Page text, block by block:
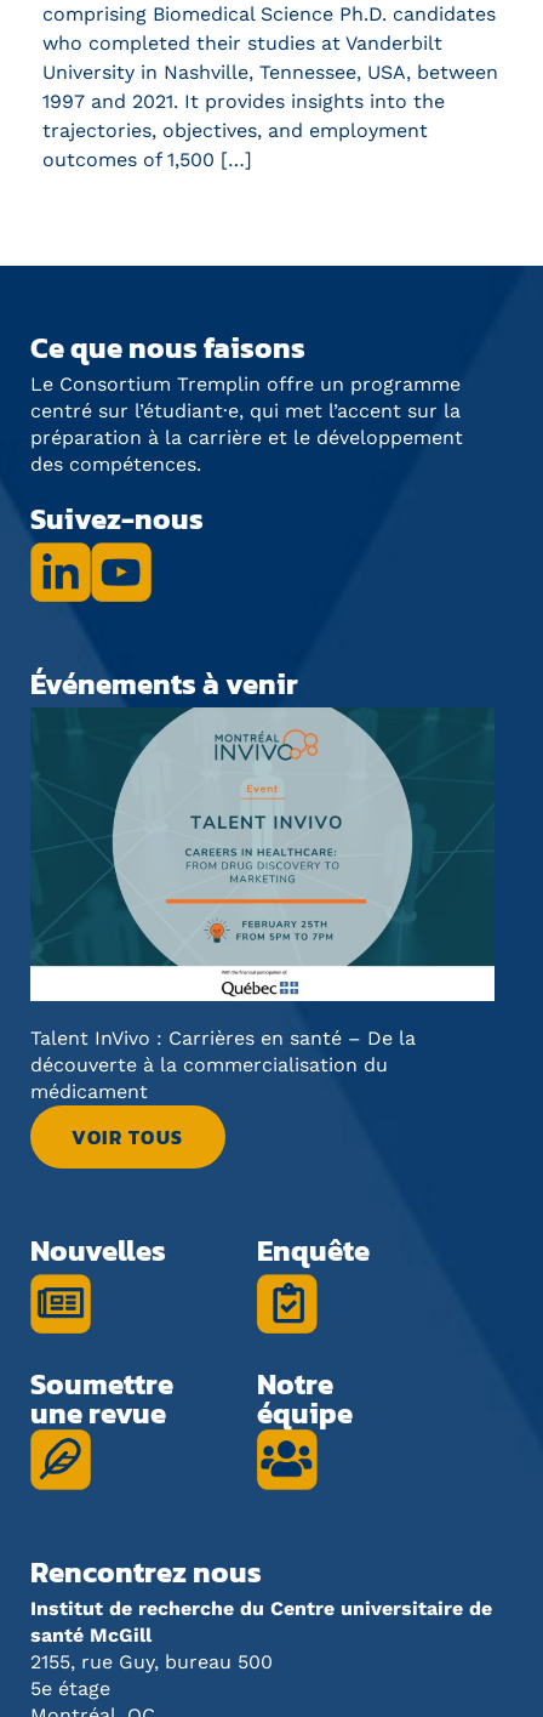
comprising Biomedical Science Ph.D. candidates
who completed their studies at Vanderbilt
University in Nashville, Tennessee, USA, between
1997 and 2021. It provides insights into the
trajectories, objectives, and employment
outcomes of 1,500 […]
Ce que nous faisons
Le Consortium Tremplin offre un programme
centré sur l’étudiant·e, qui met l’accent sur la
préparation à la carrière et le développement
des compétences.
Suivez-nous
Événements à venir
Talent InVivo : Carrières en santé – De la
découverte à la commercialisation du
médicament
VOIR TOUS
Nouvelles Enquête
Soumettre
une revue
Notre
équipe
Rencontrez nous
Institut de recherche du Centre universitaire de
santé McGill
2155, rue Guy, bureau 500
5e étage